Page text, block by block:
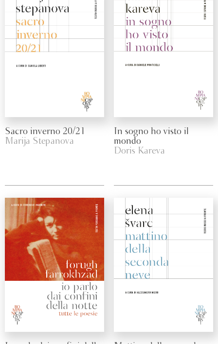
Sacro inverno 20/21
Marija Stepanova
In sogno ho visto il
mondo
Doris Kareva